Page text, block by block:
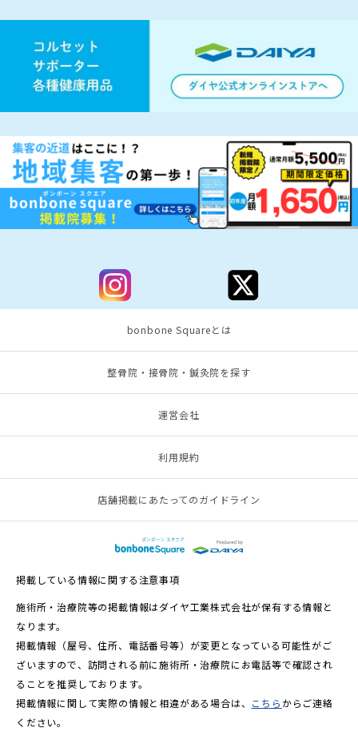
bonbone Squareとは
整骨院・接骨院・鍼灸院を探す
運営会社
利用規約
店舗掲載にあたってのガイドライン
掲載している情報に関する注意事項
施術所・治療院等の掲載情報はダイヤ工業株式会社が保有する情報と
なります。
掲載情報（屋号、住所、電話番号等）が変更となっている可能性がご
ざいますので、訪問される前に施術所・治療院にお電話等で確認され
ることを推奨しております。
掲載情報に関して実際の情報と相違がある場合は、 こちら からご連絡
ください。